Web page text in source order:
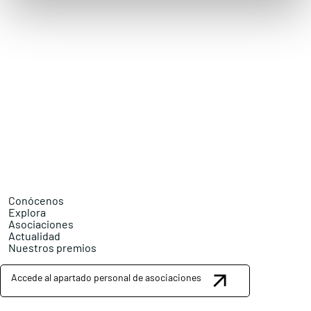
Conócenos
Explora
Asociaciones
Actualidad
Nuestros premios
Accede al apartado personal de asociaciones